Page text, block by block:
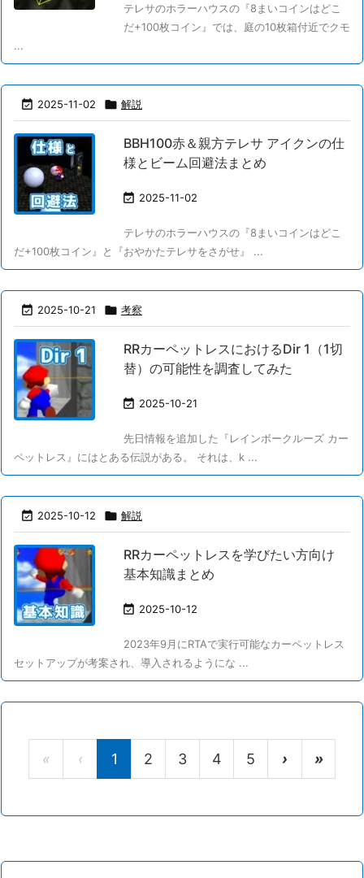
テレサのホラーハウスの『8まいコインはどこ
だ+100枚コイン』では、庭の10枚箱付近でクモ
...
 2025-11-02  解説
BBH100赤＆親方テレサ アイクンの仕
様とビーム回避法まとめ
 2025-11-02
テレサのホラーハウスの『8まいコインはどこ
だ+100枚コイン』と『おやかたテレサをさがせ』 ...
 2025-10-21  考察
RRカーペットレスにおけるDir 1（1切
替）の可能性を調査してみた
 2025-10-21
先日情報を追加した『レインボークルーズ カー
ペットレス』にはとある伝説がある。 それは、k ...
 2025-10-12  解説
RRカーペットレスを学びたい方向け
基本知識まとめ
 2025-10-12
2023年9月にRTAで実行可能なカーペットレス
セットアップが考案され、導入されるようにな ...
« ‹ 1 2 3 4 5 › »